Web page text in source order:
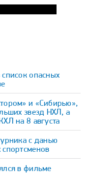
опасных
и «Сибирью»,
звезд НХЛ, а
на 8 августа
с данью
в фильме